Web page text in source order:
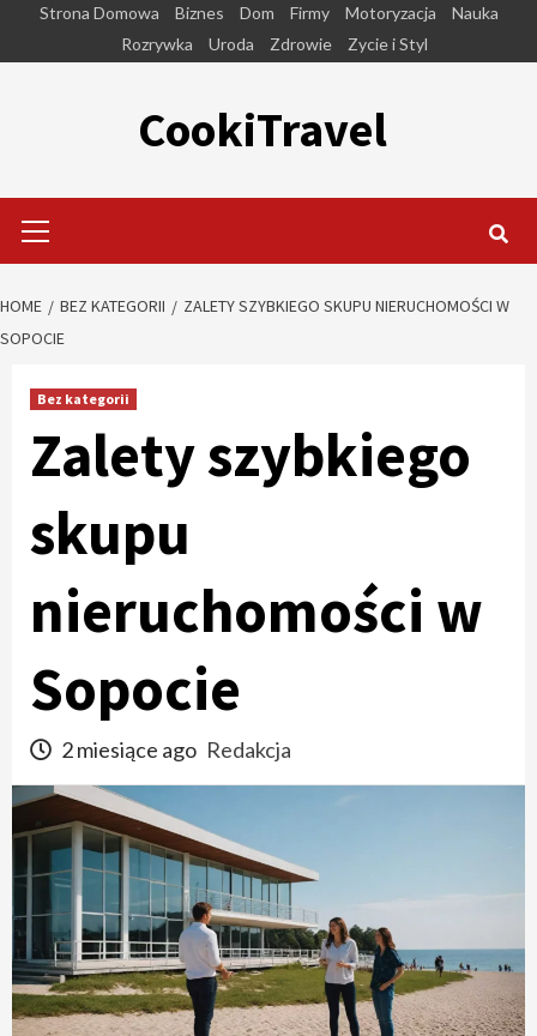
Strona Domowa Biznes Dom Firmy Motoryzacja
Nauka
Rozrywka
Uroda Zdrowie Zycie i Styl
CookiTravel
Menu
HOME BEZ KATEGORII
ZALETY SZYBKIEGO SKUPU NIERUCHOMOŚCI W
SOPOCIE
Bez kategorii
Zalety szybkiego
skupu
nieruchomości w
Sopocie
2 miesiące ago Redakcja